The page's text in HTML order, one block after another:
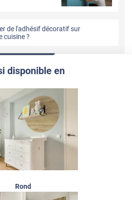
de l'adhésif décoratif sur
cuisine ?
disponible en
Rond